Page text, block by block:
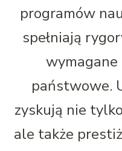
programów
spełniają
państwowe.
zyskują nie
ale także